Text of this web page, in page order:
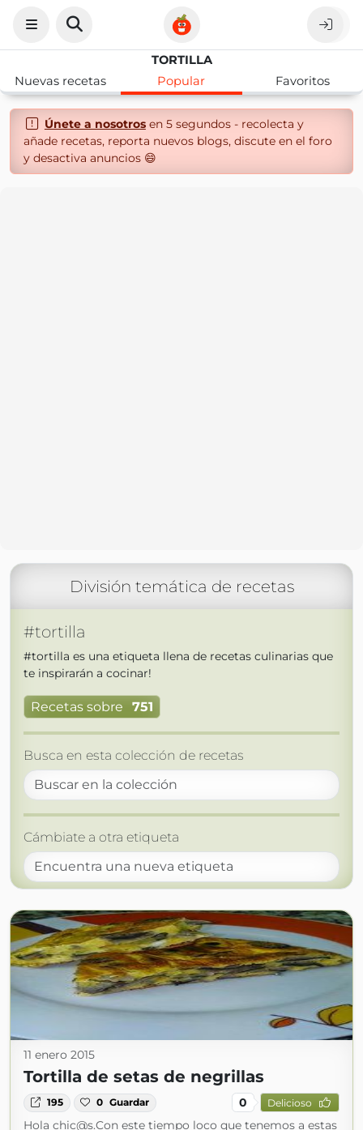
TORTILLA
Nuevas recetas
Popular Favoritos
Únete a nosotrosen 5 segundos - recolecta y
añade recetas, reporta nuevos blogs, discute en el foro
y desactiva anuncios 😄
División temática de recetas
#tortilla
#tortilla es una etiqueta llena de recetas culinarias que
te inspirarán a cocinar!
Recetas sobre 751
Busca en esta colección de recetas
Cámbiate a otra etiqueta
11 enero 2015
Tortilla de setas de negrillas
195 0 Guardar 0 Delicioso
Hola chic@s.Con este tiempo loco que tenemos a estas